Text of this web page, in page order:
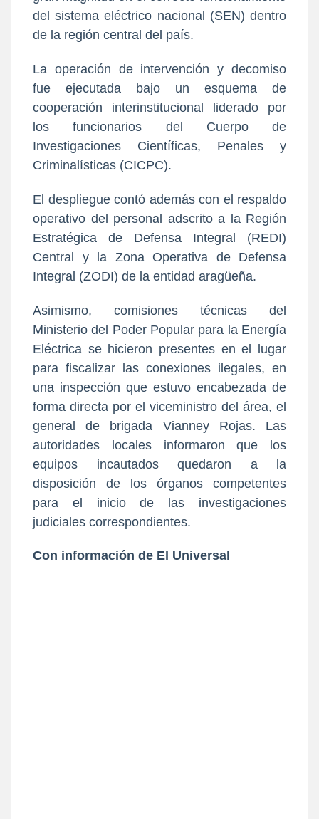
del sistema eléctrico nacional (SEN) dentro
de la región central del país.
La operación de intervención y decomiso
fue ejecutada bajo un esquema de
cooperación interinstitucional liderado por
los funcionarios del Cuerpo de
Investigaciones Científicas, Penales y
Criminalísticas (CICPC).
El despliegue contó además con el respaldo
operativo del personal adscrito a la Región
Estratégica de Defensa Integral (REDI)
Central y la Zona Operativa de Defensa
Integral (ZODI) de la entidad aragüeña.
Asimismo, comisiones técnicas del
Ministerio del Poder Popular para la Energía
Eléctrica se hicieron presentes en el lugar
para fiscalizar las conexiones ilegales, en
una inspección que estuvo encabezada de
forma directa por el viceministro del área, el
general de brigada Vianney Rojas. Las
autoridades locales informaron que los
equipos incautados quedaron a la
disposición de los órganos competentes
para el inicio de las investigaciones
judiciales correspondientes.
Con información de El Universal